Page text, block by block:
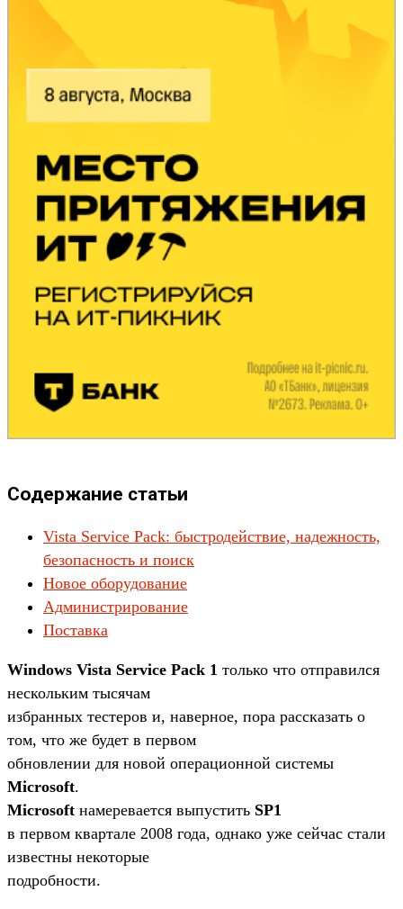
Содержание статьи
Vista Service Pack: быстродействие, надежность,
безопасность и поиск
Новое оборудование
Администрирование
Поставка
Windows Vista Service Pack 1 только что отправился
нескольким тысячам
избранных тестеров и, наверное, пора рассказать о
том, что же будет в первом
обновлении для новой операционной системы
Microsoft.
Microsoft намеревается выпустить SP1
в первом квартале 2008 года, однако уже сейчас стали
известны некоторые
подробности.